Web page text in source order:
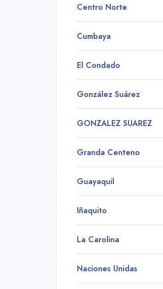
Centro Norte
Cumbaya
El Condado
González Suárez
GONZALEZ SUAREZ
Granda Centeno
Guayaquil
Iñaquito
La Carolina
Naciones Unidas